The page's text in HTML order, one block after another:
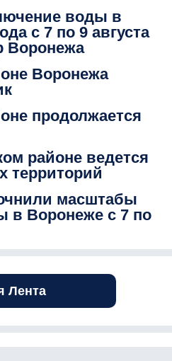
воды в
с 7 по 9 августа
Воронежа
Воронежа
продолжается
районе ведется
территорий
масштабы
в Воронеже с 7 по
Лента